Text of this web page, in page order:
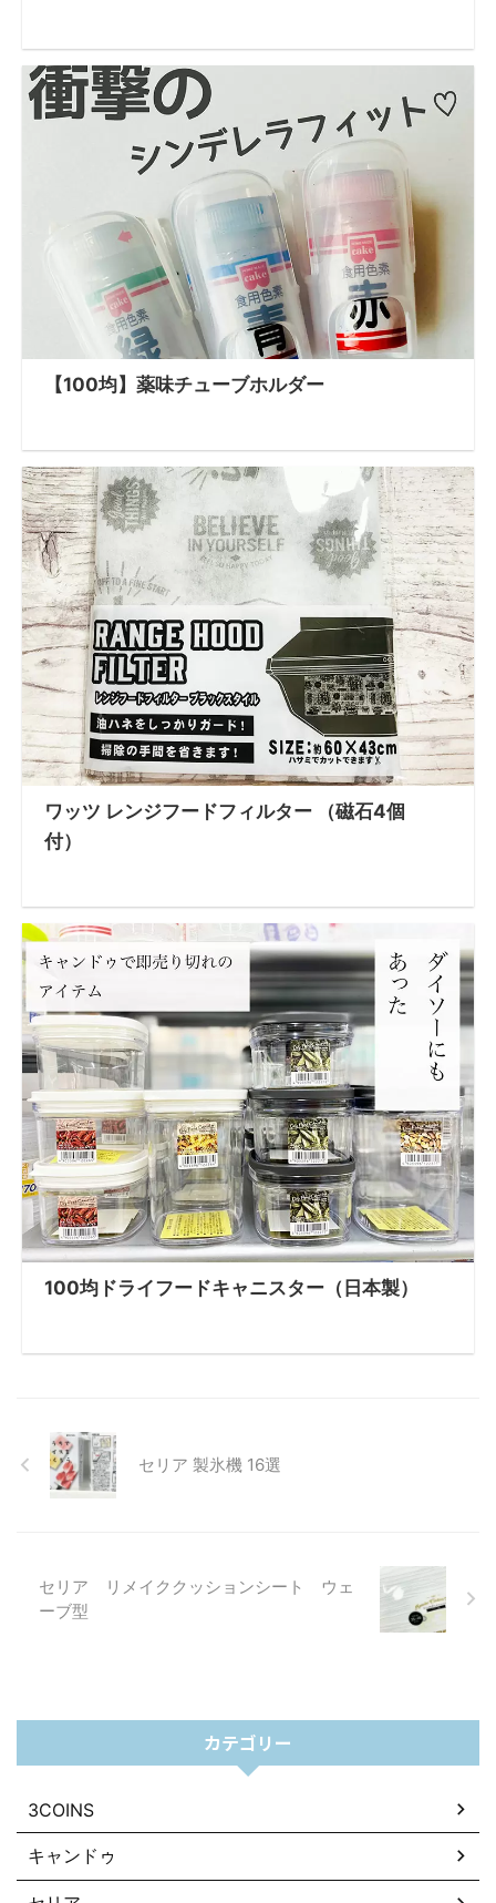
【100均】薬味チューブホルダー
ワッツ レンジフードフィルター （磁石4個
付）
100均ドライフードキャニスター（日本製）
セリア 製氷機 16選
セリア リメイククッションシート ウェ
ーブ型
カテゴリー
3COINS
キャンドゥ